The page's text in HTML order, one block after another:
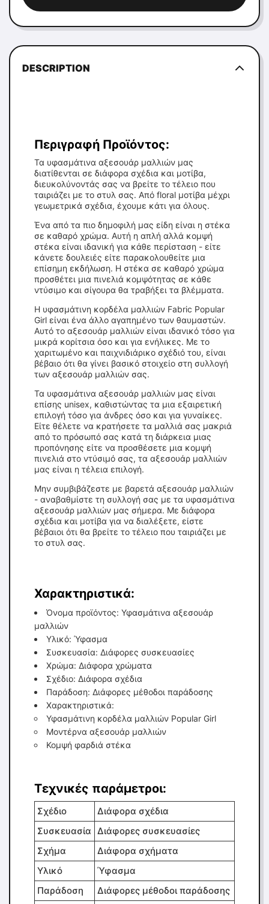
DESCRIPTION
Περιγραφή Προϊόντος:
Τα υφασμάτινα αξεσουάρ μαλλιών μας
διατίθενται σε διάφορα σχέδια και μοτίβα,
διευκολύνοντάς σας να βρείτε το τέλειο που
ταιριάζει με το στυλ σας. Από floral μοτίβα μέχρι
γεωμετρικά σχέδια, έχουμε κάτι για όλους.
Ένα από τα πιο δημοφιλή μας είδη είναι η στέκα
σε καθαρό χρώμα. Αυτή η απλή αλλά κομψή
στέκα είναι ιδανική για κάθε περίσταση - είτε
κάνετε δουλειές είτε παρακολουθείτε μια
επίσημη εκδήλωση. Η στέκα σε καθαρό χρώμα
προσθέτει μια πινελιά κομψότητας σε κάθε
ντύσιμο και σίγουρα θα τραβήξει τα βλέμματα.
Η υφασμάτινη κορδέλα μαλλιών Fabric Popular
Girl είναι ένα άλλο αγαπημένο των θαυμαστών.
Αυτό το αξεσουάρ μαλλιών είναι ιδανικό τόσο για
μικρά κορίτσια όσο και για ενήλικες. Με το
χαριτωμένο και παιχνιδιάρικο σχέδιό του, είναι
βέβαιο ότι θα γίνει βασικό στοιχείο στη συλλογή
των αξεσουάρ μαλλιών σας.
Τα υφασμάτινα αξεσουάρ μαλλιών μας είναι
επίσης unisex, καθιστώντας τα μια εξαιρετική
επιλογή τόσο για άνδρες όσο και για γυναίκες.
Είτε θέλετε να κρατήσετε τα μαλλιά σας μακριά
από το πρόσωπό σας κατά τη διάρκεια μιας
προπόνησης είτε να προσθέσετε μια κομψή
πινελιά στο ντύσιμό σας, τα αξεσουάρ μαλλιών
μας είναι η τέλεια επιλογή.
Μην συμβιβάζεστε με βαρετά αξεσουάρ μαλλιών
- αναβαθμίστε τη συλλογή σας με τα υφασμάτινα
αξεσουάρ μαλλιών μας σήμερα. Με διάφορα
σχέδια και μοτίβα για να διαλέξετε, είστε
βέβαιοι ότι θα βρείτε το τέλειο που ταιριάζει με
το στυλ σας.
Χαρακτηριστικά:
Όνομα προϊόντος: Υφασμάτινα αξεσουάρ
μαλλιών
Υλικό: Ύφασμα
Συσκευασία: Διάφορες συσκευασίες
Χρώμα: Διάφορα χρώματα
Σχέδιο: Διάφορα σχέδια
Παράδοση: Διάφορες μέθοδοι παράδοσης
Χαρακτηριστικά:
Υφασμάτινη κορδέλα μαλλιών Popular Girl
Μοντέρνα αξεσουάρ μαλλιών
Κομψή φαρδιά στέκα
Τεχνικές παράμετροι:
Σχέδιο
Διάφορα σχέδια
Συσκευασία Διάφορες συσκευασίες
Σχήμα
Διάφορα σχήματα
Υλικό
Ύφασμα
Παράδοση
Διάφορες μέθοδοι παράδοσης